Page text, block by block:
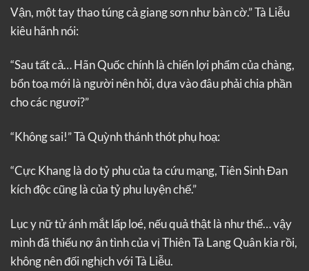
Vận, một tay thao túng cả giang sơn như bàn cờ.” Tà Liễu
kiêu hãnh nói:
“Sau tất cả… Hãn Quốc chính là chiến lợi phẩm của chàng,
bổn toạ mới là người nên hỏi, dựa vào đâu phải chia phần
cho các ngươi?”
“Không sai!” Tà Quỳnh thánh thót phụ hoạ:
“Cực Khang là do tỷ phu của ta cứu mạng, Tiên Sinh Đan
kích độc cũng là của tỷ phu luyện chế.”
Lục y nữ tử ánh mắt lấp loé, nếu quả thật là như thế… vậy
mình đã thiếu nợ ân tình của vị Thiên Tà Lang Quân kia rồi,
không nên đối nghịch với Tà Liễu.